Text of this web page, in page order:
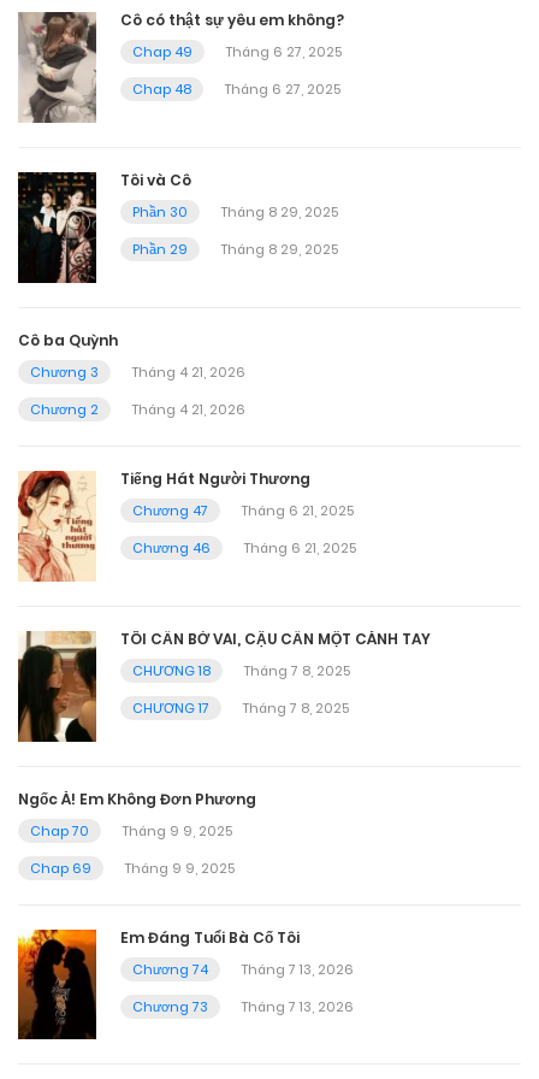
Cô có thật sự yêu em không?
Chap 49
Tháng 6 27, 2025
Chap 48
Tháng 6 27, 2025
Tôi và Cô
Phần 30
Tháng 8 29, 2025
Phần 29
Tháng 8 29, 2025
Cô ba Quỳnh
Chương 3
Tháng 4 21, 2026
Chương 2
Tháng 4 21, 2026
Tiếng Hát Người Thương
Chương 47
Tháng 6 21, 2025
Chương 46
Tháng 6 21, 2025
TÔI CẦN BỜ VAI, CẬU CẦN MỘT CÁNH TAY
CHƯƠNG 18
Tháng 7 8, 2025
CHƯƠNG 17
Tháng 7 8, 2025
Ngốc À! Em Không Đơn Phương
Chap 70
Tháng 9 9, 2025
Chap 69
Tháng 9 9, 2025
Em Đáng Tuổi Bà Cố Tôi
Chương 74
Tháng 7 13, 2026
Chương 73
Tháng 7 13, 2026